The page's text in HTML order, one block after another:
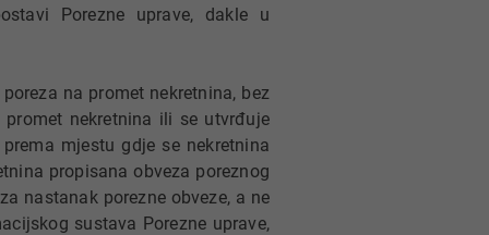
Porezne uprave, dakle u
na promet nekretnina, bez
nekretnina ili se utvrđuje
mjestu gdje se nekretnina
propisana obveza poreznog
nastanak porezne obveze, a ne
sustava Porezne uprave,